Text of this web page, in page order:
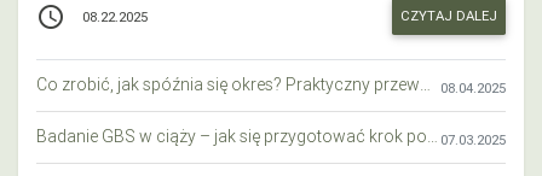
access_time 08.22.2025 CZYTAJ DALEJ
Co zrobić, jak spóźnia się okres? Praktyczny przewodnik krok po kroku 08.04.2025
Badanie GBS w ciąży – jak się przygotować krok po kroku? 07.03.2025